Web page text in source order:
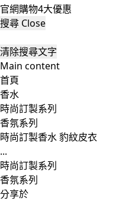
官網購物4大優惠
搜尋 Close
清除搜尋文字
Main content
首頁
香水
時尚訂製系列
香氛系列
時尚訂製香水 豹紋皮衣
...
時尚訂製系列
香氛系列
分享於